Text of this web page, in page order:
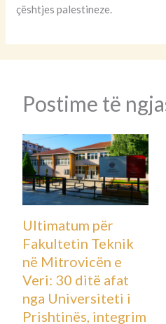
çështjes palestineze.
Një 29-vjeçare i
pas përdorimit
“terapist virtual